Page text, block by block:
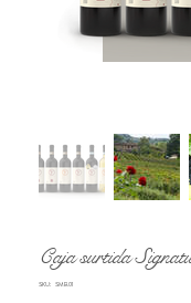
Caja surtida
SKU: SKU
SMB.01